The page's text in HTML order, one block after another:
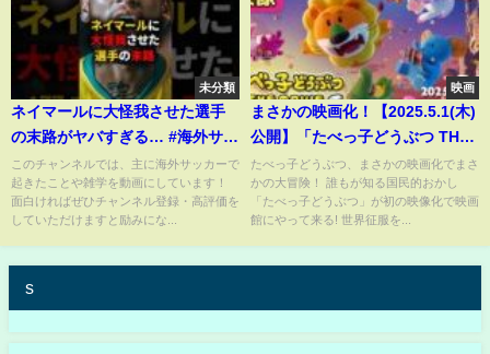
未分類
ネイマールに大怪我させた選手
の末路がヤバすぎる… #海外サッ
カー #ネイマール #w杯
このチャンネルでは、主に海外サッカーで
起きたことや雑学を動画にしています！
面白ければぜひチャンネル登録・高評価を
していただけますと励みにな...
映画
まさかの映画化！【2025.5.1(木)
公開】「たべっ子どうぶつ THE
MOVIE」特報映像
たべっ子どうぶつ、まさかの映画化でまさ
かの大冒険！ 誰もが知る国⺠的おかし
「たべっ子どうぶつ」が初の映像化で映画
館にやって来る! 世界征服を...
s